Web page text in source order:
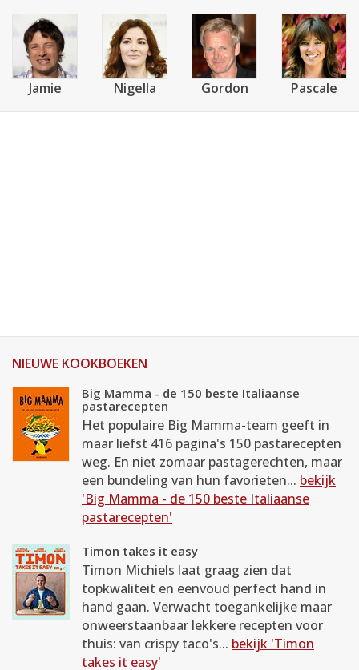
Jamie Nigella Gordon Pascale
NIEUWE KOOKBOEKEN
Big Mamma - de 150 beste Italiaanse
pastarecepten
Het populaire Big Mamma-team geeft in
maar liefst 416 pagina's 150 pastarecepten
weg. En niet zomaar pastagerechten, maar
een bundeling van hun favorieten... bekijk
'Big Mamma - de 150 beste Italiaanse
pastarecepten'
Timon takes it easy
Timon Michiels laat graag zien dat
topkwaliteit en eenvoud perfect hand in
hand gaan. Verwacht toegankelijke maar
onweerstaanbaar lekkere recepten voor
thuis: van crispy taco's... bekijk 'Timon
takes it easy'